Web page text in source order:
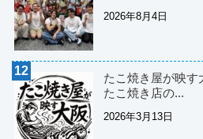
2026年8月4日
たこ焼き屋が映
たこ焼き店の...
2026年3月13日